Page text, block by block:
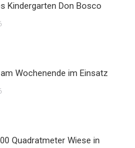
Kindergarten Don Bosco
Wochenende im Einsatz
Quadratmeter Wiese in